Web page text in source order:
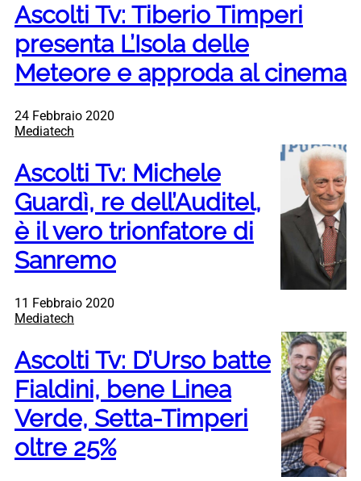
Ascolti Tv: Tiberio Timperi
presenta L’Isola delle
Meteore e approda al cinema
24 Febbraio 2020
Mediatech
Ascolti Tv: Michele
Guardì, re dell’Auditel,
è il vero trionfatore di
Sanremo
11 Febbraio 2020
Mediatech
Ascolti Tv: D’Urso batte
Fialdini, bene Linea
Verde, Setta-Timperi
oltre 25%